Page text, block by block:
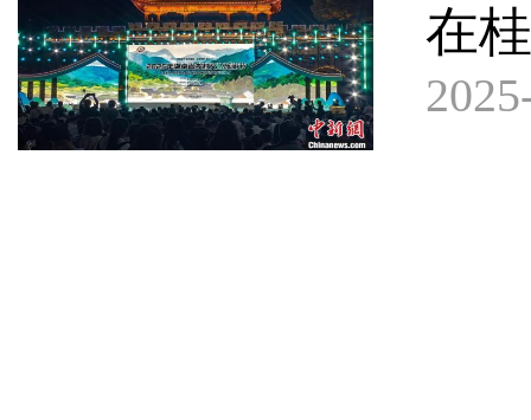
在